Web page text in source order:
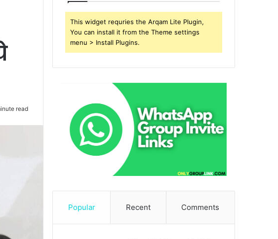
read
This widget requries the Arqam Lite Plugin,
You can install it from the Theme settings
menu > Install Plugins.
Popular Recent Comments